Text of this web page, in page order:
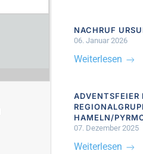
NACHRUF
06. Januar 2026
Weiterlesen
ADVENTSFEIER
HAMELN/
07. Dezember 2025
Weiterlesen